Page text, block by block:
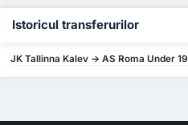
Istoricul transferurilor
JK Tallinna Kalev -> AS Roma Under 19